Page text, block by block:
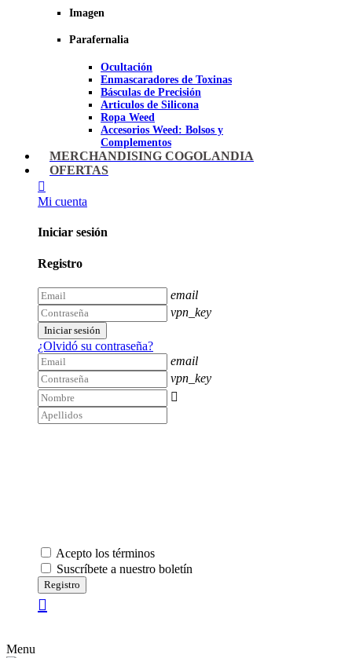
Ceniceros para Fumadores
Pipas BHO
Dabbers
Imagen
Imagen
Parafernalia
Ocultación
Enmascaradores de Toxinas
Básculas de Precisión
Articulos de Silicona
Ropa Weed
Accesorios Weed: Bolsos y
Complementos
Cannabuds
Inciensos
MERCHANDISING COGOLANDIA
OFERTAS
Mi cuenta
Iniciar sesión
Registro
email
vpn_key
Iniciar sesión
¿Olvidó su contraseña?
email
vpn_key

Acepto los términos
Suscríbete a nuestro boletín
Registro
Menu